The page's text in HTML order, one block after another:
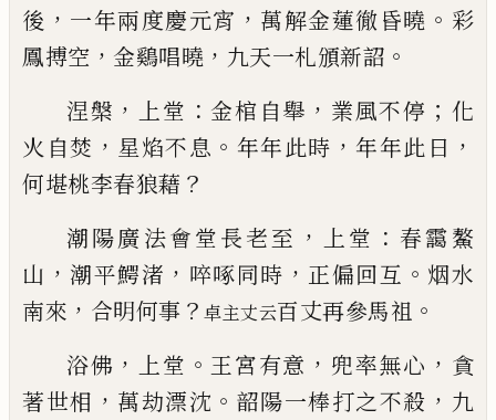
後 ， 一年兩度慶元宵 ， 萬解金蓮徹昏曉 。 彩
鳳搏空 ， 金鷄唱曉 ， 九天一札頒新詔 。
涅槃 ， 上堂 ： 金棺自舉 ， 業風不停 ； 化
火自焚 ， 星焰不息 。 年年此時 ， 年年此日 ，
何堪桃李春狼藉 ？
潮陽廣法會堂長老至 ， 上堂 ： 春靄鰲
山 ， 潮平鰐渚 ， 啐啄同時 ， 正偏回互 。 烟水
南來 ， 合明何事 ？ 卓主丈云百丈再參馬祖 。
浴佛 ， 上堂 。 王宮有意 ， 兜率無心 ， 貪
著世相 ， 萬劫漂沈 。 韶陽一棒打之不殺 ， 九